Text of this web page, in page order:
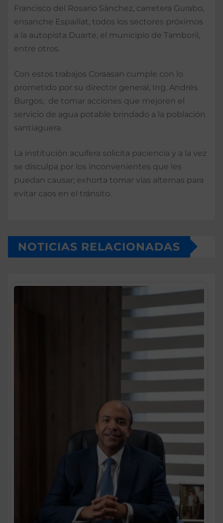
Francisco del Rosario Sánchez, carretera Gurabo,
ensanche Espaillat, todos los sectores próximos
a la autopista Duarte, el municipio de Tamboril,
entre otros.
Con estos trabajos Coraasan cumple con lo
prometido por su director general, Ing. Andrés
Burgos, de tomar acciones que mejoren el
servicio de agua potable brindado a la población
santiaguera.
La institución acuífera solicita paciencia y a la vez
se disculpa por los inconvenientes que les
puedan causar; exhorta tomar vías alternas para
evitar caos en el tránsito.
NOTICIAS RELACIONADAS